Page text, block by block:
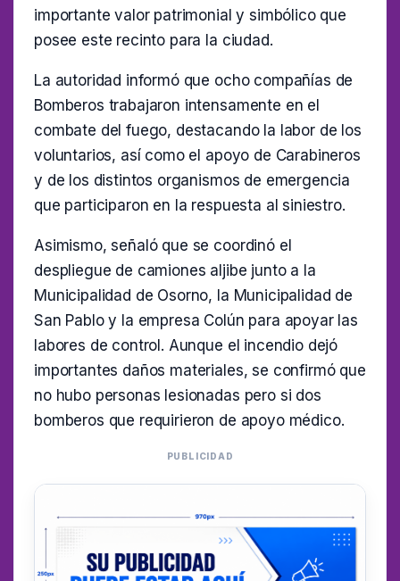
importante valor patrimonial y simbólico que
posee este recinto para la ciudad.
La autoridad informó que ocho compañías de
Bomberos trabajaron intensamente en el
combate del fuego, destacando la labor de los
voluntarios, así como el apoyo de Carabineros
y de los distintos organismos de emergencia
que participaron en la respuesta al siniestro.
Asimismo, señaló que se coordinó el
despliegue de camiones aljibe junto a la
Municipalidad de Osorno, la Municipalidad de
San Pablo y la empresa Colún para apoyar las
labores de control. Aunque el incendio dejó
importantes daños materiales, se confirmó que
no hubo personas lesionadas pero si dos
bomberos que requirieron de apoyo médico.
PUBLICIDAD